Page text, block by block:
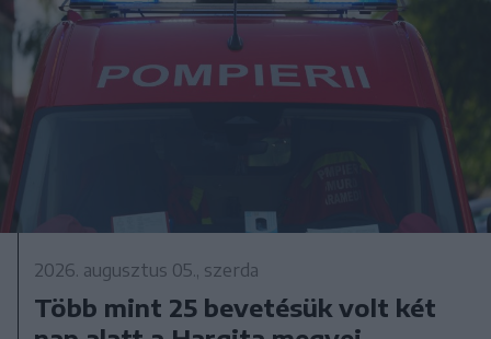
2026. augusztus 05., szerda
Több mint 25 bevetésük volt két